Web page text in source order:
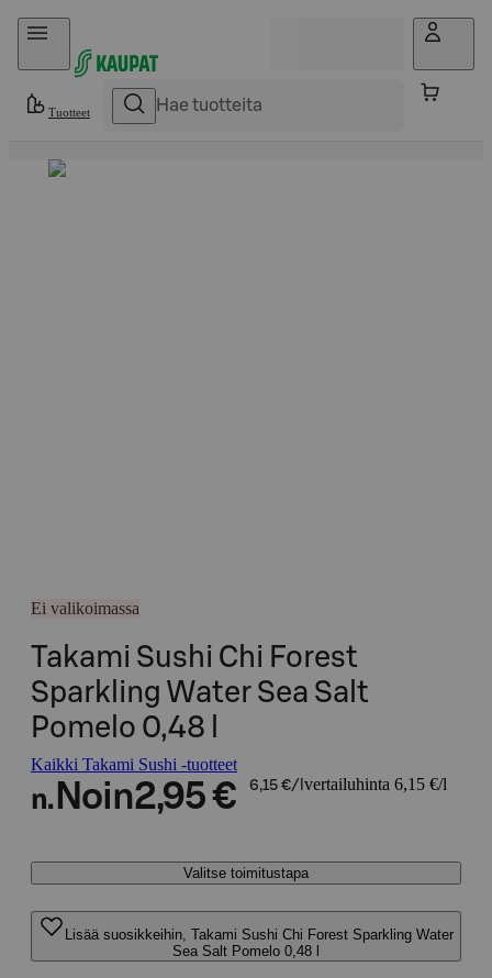
Hyppää sisältöön
Tuotteet
Ei valikoimassa
Takami Sushi Chi Forest
Sparkling Water Sea Salt
Pomelo 0,48 l
Kaikki Takami Sushi -tuotteet
n. Noin2,95 € 6,15 €/l vertailuhinta 6,15 €/l
Valitse toimitustapa
Lisää suosikkeihin, Takami Sushi Chi Forest Sparkling Water
Sea Salt Pomelo 0,48 l